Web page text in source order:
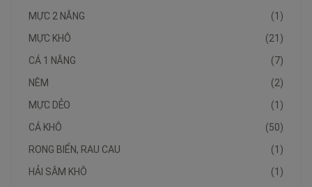
(1)
MỰC 2 NẮNG
(21)
MỰC KHÔ
(7)
CÁ 1 NẮNG
(2)
NÊM
(1)
MỰC DẺO
(50)
CÁ KHÔ
(1)
RONG BIỂN, RAU CAU
(1)
HẢI SÂM KHÔ